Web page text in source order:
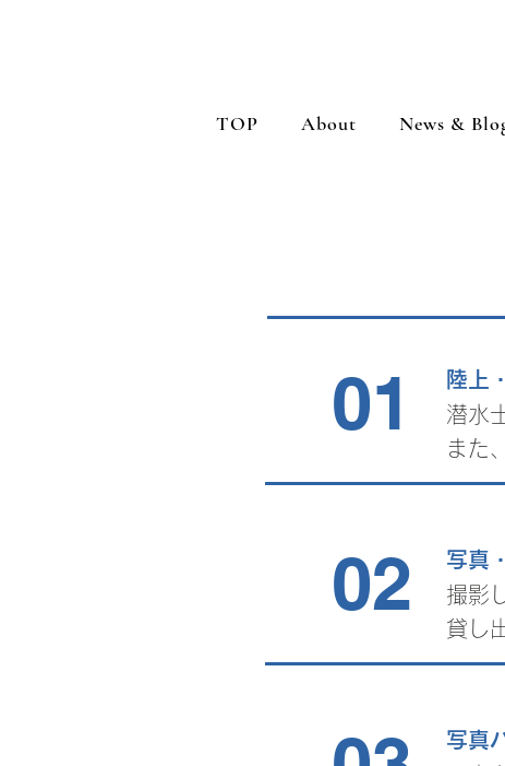
TOP About News &
01
陸上
潜水
また
02
写真
撮影
貸し
写真